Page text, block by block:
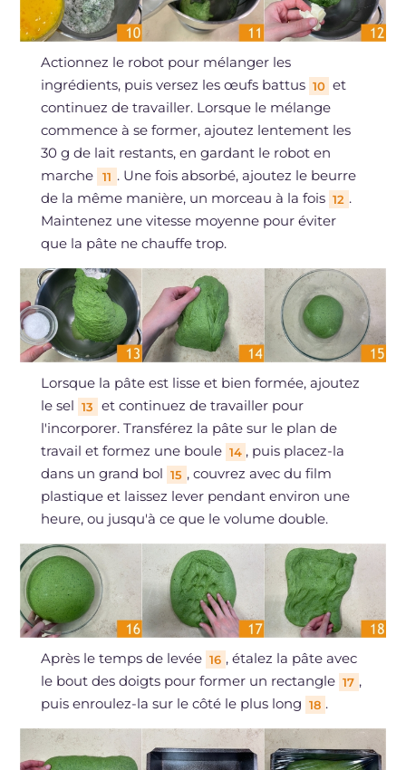
Actionnez le robot pour mélanger les
ingrédients, puis versez les œufs battus 10 et
continuez de travailler. Lorsque le mélange
commence à se former, ajoutez lentement les
30 g de lait restants, en gardant le robot en
marche
11 . Une fois absorbé, ajoutez le beurre
de la même manière, un morceau à la fois 12 .
Maintenez une vitesse moyenne pour éviter
que la pâte ne chauffe trop.
Lorsque la pâte est lisse et bien formée, ajoutez
le sel 13
et continuez de travailler pour
l'incorporer. Transférez la pâte sur le plan de
travail et formez une boule 14 , puis placez-la
dans un grand bol 15 , couvrez avec du film
plastique et laissez lever pendant environ une
heure, ou jusqu'à ce que le volume double.
Après le temps de levée 16 , étalez la pâte avec
le bout des doigts pour former un rectangle 17 ,
puis enroulez-la sur le côté le plus long 18 .